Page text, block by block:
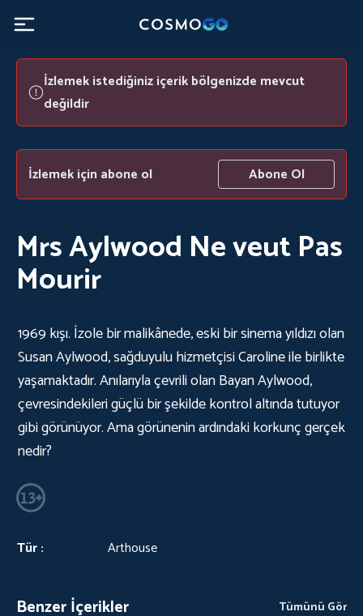
İzlemek istediğiniz içerik bölgenizde mevcut
değildir
İzlemek için abone ol Abone Ol
Mrs Aylwood Ne veut Pas
Mourir
1969 kışı. İzole bir malikânede, eski bir sinema yıldızı olan
Susan Aylwood, sağduyulu hizmetçisi Caroline ile birlikte
yaşamaktadır. Anılarıyla çevrili olan Bayan Aylwood,
çevresindekileri güçlü bir şekilde kontrol altında tutuyor
gibi görünüyor. Ama görünenin ardındaki korkunç gerçek
nedir?
Tür : Arthouse
Benzer İçerikler Tümünü Gör